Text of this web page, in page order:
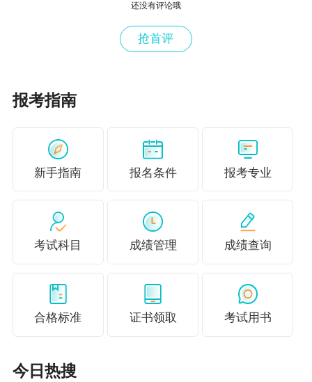
还没有评论哦
抢首评
报考指南
新手指南 报名条件 报考专业
考试科目 成绩管理 成绩查询
合格标准 证书领取 考试用书
今日热搜